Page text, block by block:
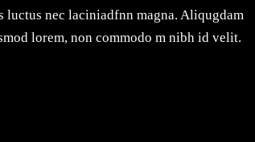
luctus nec laciniadfnn magna. Aliqugdam
lorem, non commodo m nibh id velit.